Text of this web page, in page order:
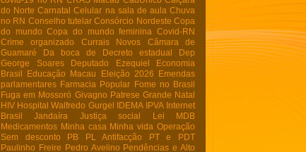
do Norte Carnatal Celular na sala de aula Chuva
no RN Conselho tutelar Consórcio Nordeste Copa
do mundo Copa do mundo feminina
Covid-RN
Crime organizado
Currais Novos
Câmara de
Guamaré
Da boca de Decreto estadual
Dep
George Soares
Deputado Ezequiel
Economia
Brasil
Educação Macau Eleição 2026
Emendas
parlamentares Farmacia Popular Fome no Brasil
Fuga em Mossoró Givagno Patrese Grande Natal
HIV Hospital Walfredo Gurgel IDEMA IPVA Internet
Brasil
Jandaíra Justiça social Lei
MDB
Medicamentos Minha casa Minha vida Operação
Sem desconto
PB PL Antifacção
PT e PDT
Paulinho Freire Pedro Avelino Pendências e Alto